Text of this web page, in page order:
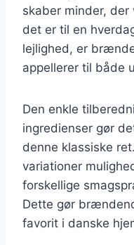
skaber minder,
det er til en
lejlighed, er
appellerer til både
Den enkle
ingredienser gør
denne klassiske
variationer
forskellige
Dette gør
favorit i danske